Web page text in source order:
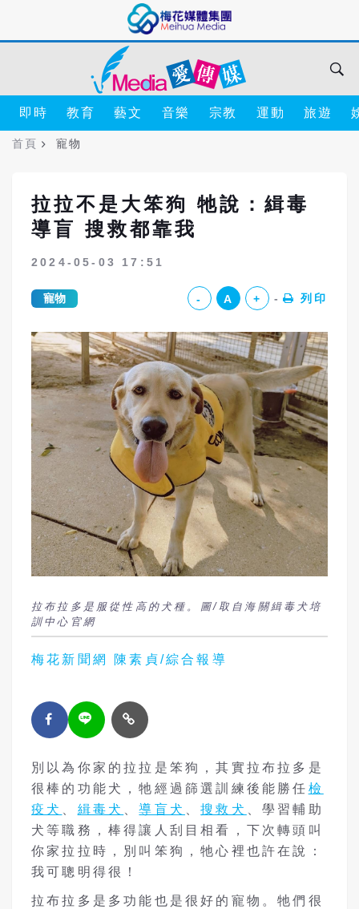
即時 教育 藝文 音樂 宗教 運動 旅遊
首頁 寵物
拉拉不是大笨狗 牠說：緝毒
導盲 搜救都靠我
2024-05-03 17:51
寵物 - A + 列印
拉布拉多是服從性高的犬種。圖/取自海關緝毒犬培
訓中心官網
梅花新聞網 陳素貞/綜合報導
別以為你家的拉拉是笨狗，其實拉布拉多是
很棒的功能犬，牠經過篩選訓練後能勝任 檢
疫犬
緝毒犬 、導盲犬 、搜救犬
、學習輔助
犬等職務，棒得讓人刮目相看，下次轉頭叫
你家拉拉時，別叫笨狗，牠心裡也許在說：
我可聰明得很！
拉布拉多是多功能也是很好的寵物。牠們很